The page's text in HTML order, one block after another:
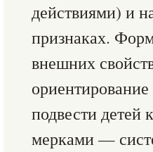
действиями) и
признаках.
внешних
подвести
мерками —